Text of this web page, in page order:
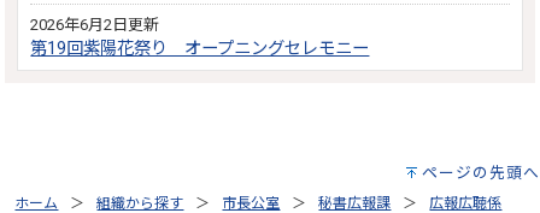
2026年6月2日更新
第19回紫陽花祭り オープニングセレモニー
ページの先頭へ
ホーム 組織から探す 市長公室 秘書広報課
広報広聴係